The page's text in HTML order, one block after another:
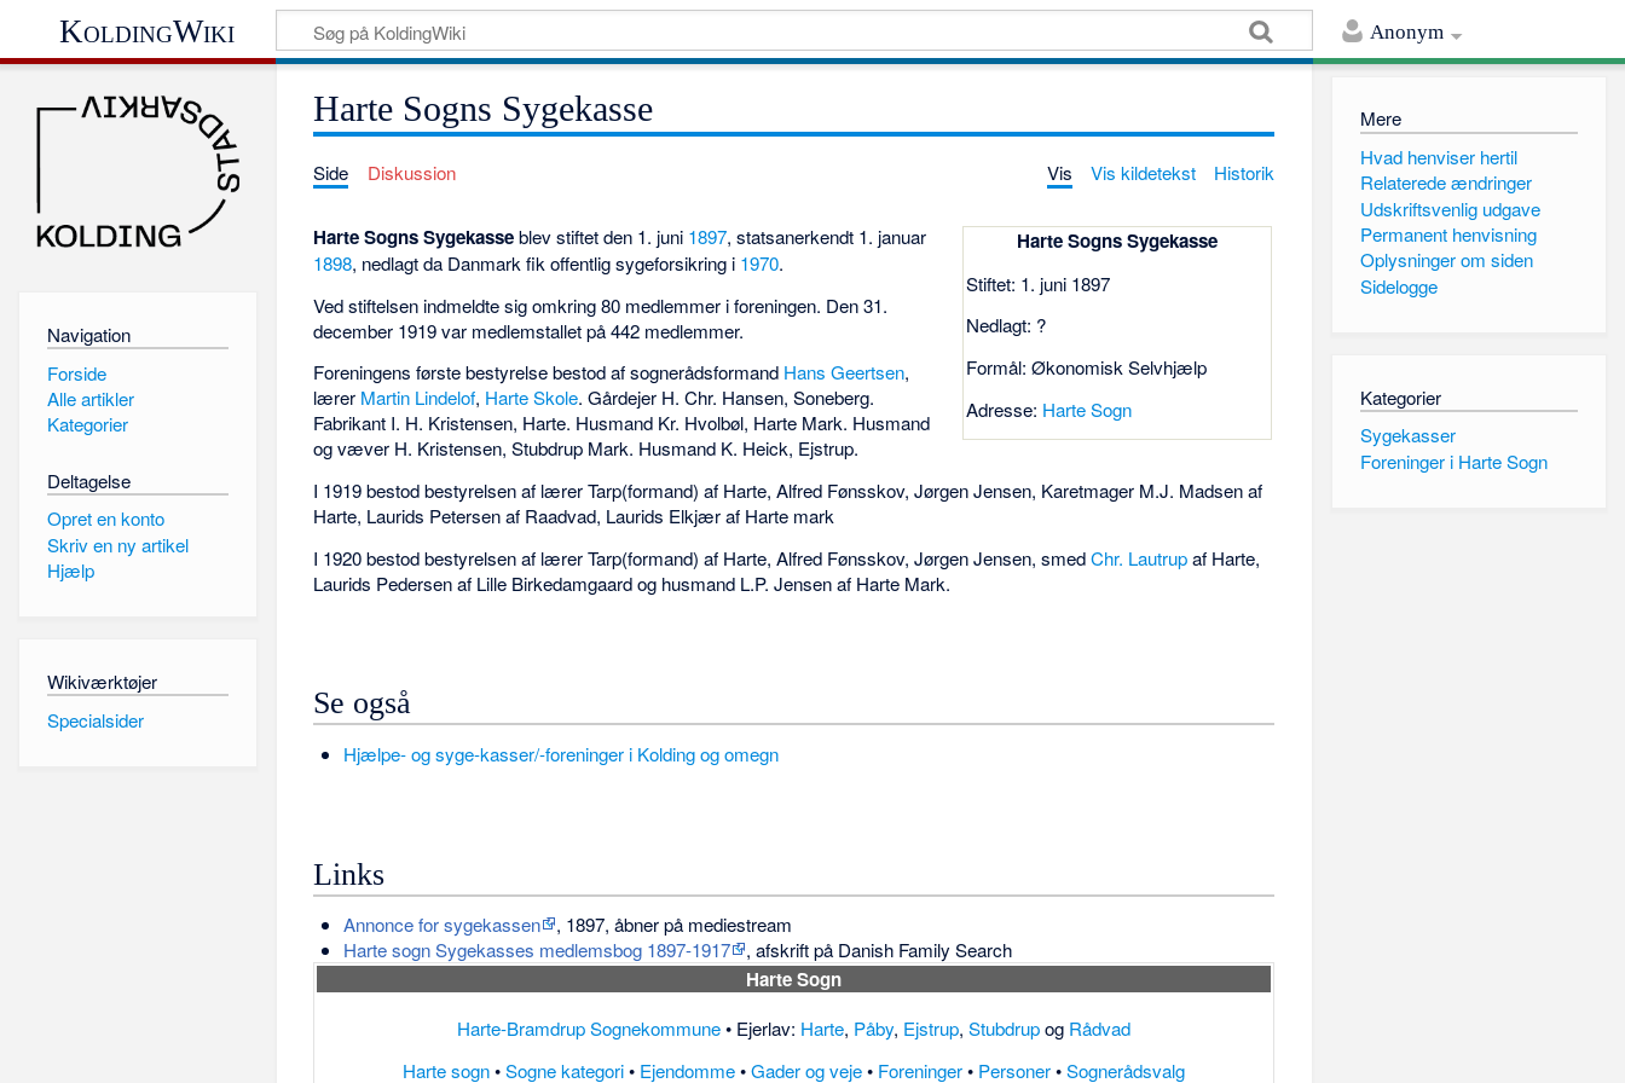
Anonym
KoldingWiki
Harte Sogns Sygekasse
Side Diskussion Vis Vis kildetekst Historik
Harte Sogns Sygekasse
Stiftet: 1. juni 1897
Nedlagt: ?
Formål: Økonomisk Selvhjælp
Adresse: Harte Sogn
Harte Sogns Sygekasseblev stiftet den 1. juni 1897, statsanerkendt 1. januar
1898, nedlagt da Danmark fik offentlig sygeforsikring i 1970.
Ved stiftelsen indmeldte sig omkring 80 medlemmer i foreningen. Den 31.
december 1919 var medlemstallet på 442 medlemmer.
Foreningens første bestyrelse bestod af sognerådsformand Hans Geertsen,
lærer Martin Lindelof, Harte Skole. Gårdejer H. Chr. Hansen, Soneberg.
Fabrikant I. H. Kristensen, Harte. Husmand Kr. Hvolbøl, Harte Mark. Husmand
og væver H. Kristensen, Stubdrup Mark. Husmand K. Heick, Ejstrup.
I 1919 bestod bestyrelsen af lærer Tarp(formand) af Harte, Alfred Fønsskov, Jørgen Jensen, Karetmager M.J. Madsen af
Harte, Laurids Petersen af Raadvad, Laurids Elkjær af Harte mark
I 1920 bestod bestyrelsen af lærer Tarp(formand) af Harte, Alfred Fønsskov, Jørgen Jensen, smedChr. Lautrupaf Harte,
Laurids Pedersen af Lille Birkedamgaard og husmand L.P. Jensen af Harte Mark.
Se også
Hjælpe- og syge-kasser/-foreninger i Kolding og omegn
Links
Annonce for sygekassen
, 1897, åbner på mediestream
Harte sogn Sygekasses medlemsbog 1897-1917
, afskrift på Danish Family Search
Harte Sogn
Harte-Bramdrup Sognekommune• Ejerlav: Harte, Påby, Ejstrup,Stubdrupog Rådvad
Harte sogn•Sogne kategori• Ejendomme•Gader og veje• Foreninger• Personer•Sognerådsvalg
Navigation
Forside
Alle artikler
Kategorier
Deltagelse
Opret en konto
Skriv en ny artikel
Hjælp
Wikiværktøjer
Specialsider
Mere
Hvad henviser hertil
Relaterede ændringer
Udskriftsvenlig udgave
Permanent henvisning
Oplysninger om siden
Sidelogge
Kategorier
Sygekasser
Foreninger i Harte Sogn